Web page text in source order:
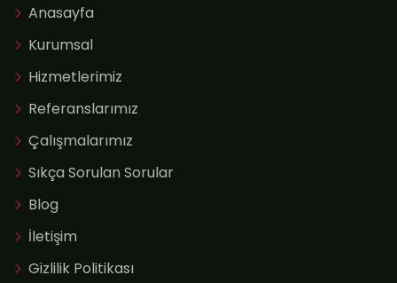
Anasayfa
Kurumsal
Hizmetlerimiz
Referanslarımız
Çalışmalarımız
Sıkça Sorulan Sorular
Blog
İletişim
Gizlilik Politikası